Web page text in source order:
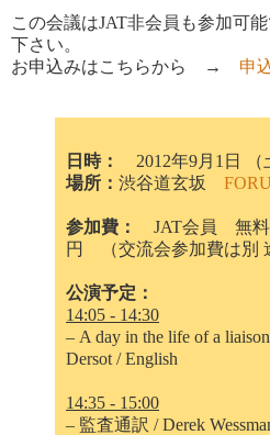
この会議はJAT非会員も参加可
下さい。
お申込みはこちらから → 申
日時：
2012年9月1日 （
場所： 渋谷道玄坂
参加費：
JAT会員 無
円 （交流会参加費は別
公演予定：
14:05 - 14:30
– A day in the life of a
Dersot / English
14:35 - 15:00
– 監査通訳 / Derek